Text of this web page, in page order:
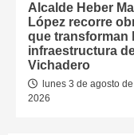
Alcalde Heber
López recorre
que transforman
infraestructura
Vichadero
lunes 3 de agosto de
2026